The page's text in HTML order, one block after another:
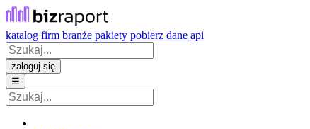
katalog firm branże pakiety pobierz dane api
zaloguj się
☰